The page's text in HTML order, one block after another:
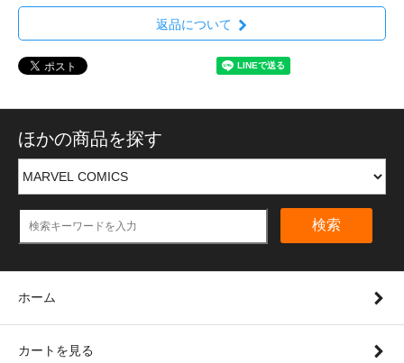
返品について
ほかの商品を探す
検索
ホーム
カートを見る